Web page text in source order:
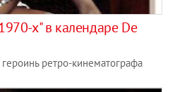
х" в календаре De
ретро-кинематографа